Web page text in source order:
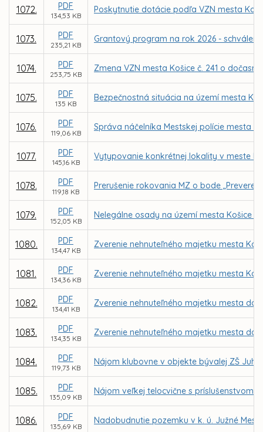
1072. PDF
134,53 KB
Poskytnutie dotácie podľa VZN mesta
1073. PDF
235,21 KB
Grantový program na rok 2026 -
1074. PDF
253,75 KB
Zmena VZN mesta Košice č. 241 o
1075. PDF
135 KB
Bezpečnostná situácia na území mesta
1076. PDF
119,06 KB
Správa náčelníka Mestskej polície mesta
1077. PDF
145,16 KB
Vytypovanie konkrétnej lokality v meste
1078. PDF
119,18 KB
Prerušenie rokovania MZ o bode
1079. PDF
152,05 KB
Nelegálne osady na území mesta Košice
1080. PDF
134,47 KB
Zverenie nehnuteľného majetku mesta
1081. PDF
134,36 KB
Zverenie nehnuteľného majetku mesta
1082. PDF
134,41 KB
Zverenie nehnuteľného majetku mesta do
1083. PDF
134,35 KB
Zverenie nehnuteľného majetku mesta do
1084. PDF
119,73 KB
Nájom klubovne v objekte bývalej ZŠ
1085. PDF
135,09 KB
Nájom veľkej telocvične s príslušenstvom
1086. PDF
135,69 KB
Nadobudnutie pozemku v k. ú. Južné